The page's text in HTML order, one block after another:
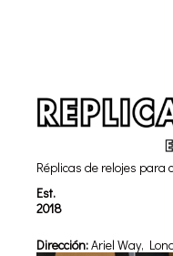
Réplicas de relojes para
Est.
2018
Dirección:Ariel Way,